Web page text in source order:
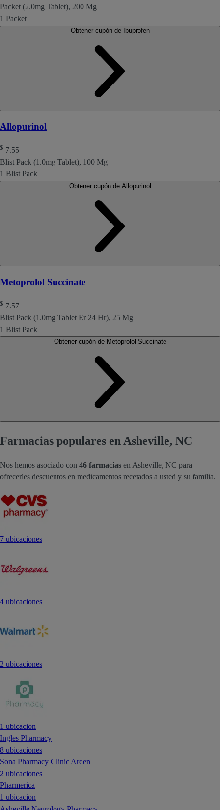
Packet (2.0mg Tablet), 200 Mg
1 Packet
Obtener cupón de Ibuprofen
Allopurinol
$ 7.55
Blist Pack (1.0mg Tablet), 100 Mg
1 Blist Pack
Metoprolol Succinate
$ 7.57
Blist Pack (1.0mg Tablet Er 24 Hr), 25 Mg
1 Blist Pack
Obtener cupón de Metoprolol Succinate
Farmacias populares en Asheville, NC
Nos hemos asociado con 46 farmacias en Asheville, NC para
ofrecerles descuentos en medicamentos recetados a usted y su familia.
7 ubicaciones
4 ubicaciones
2 ubicaciones
1 ubicacion
Ingles Pharmacy
8 ubicaciones
Sona Pharmacy Clinic Arden
2 ubicaciones
Pharmerica
1 ubicacion